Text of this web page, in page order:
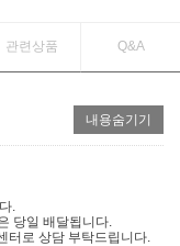
관련상품 Q&A
내용숨기기
.
당일 배달됩니다.
터로 상담 부탁드립니다.